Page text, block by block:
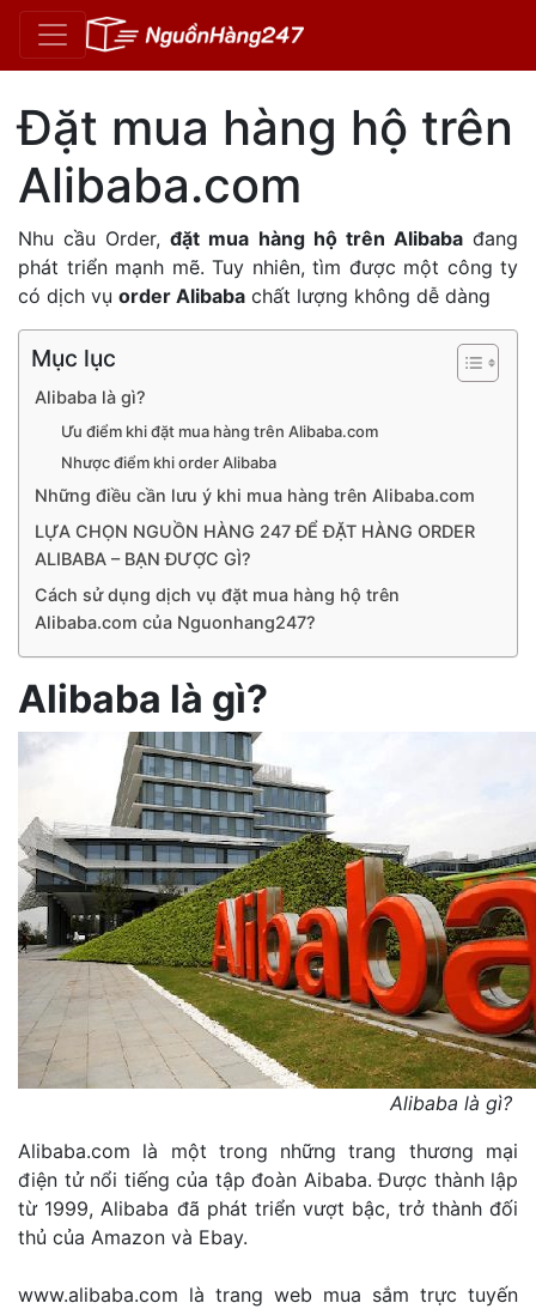
Đặt mua hàng hộ trên
Alibaba.com
Nhu cầu Order,đặt mua hàng hộ trên Alibabađang
phát triển mạnh mẽ. Tuy nhiên, tìm được một công ty
có dịch vụ order Alibaba chất lượng không dễ dàng
Mục lục
Alibaba là gì?
Ưu điểm khi đặt mua hàng trên Alibaba.com
Nhược điểm khi order Alibaba
Những điều cần lưu ý khi mua hàng trên Alibaba.com
LỰA CHỌN NGUỒN HÀNG 247 ĐỂ ĐẶT HÀNG ORDER
ALIBABA – BẠN ĐƯỢC GÌ?
Cách sử dụng dịch vụ đặt mua hàng hộ trên
Alibaba.com của Nguonhang247?
Alibaba là gì?
Alibaba là gì?
Alibaba.com là một trong những trang thương mại
điện tử nổi tiếng của tập đoàn Aibaba. Được thành lập
từ 1999, Alibaba đã phát triển vượt bậc, trở thành đối
thủ của Amazon và Ebay.
www.alibaba.com là trang web mua sắm trực tuyến